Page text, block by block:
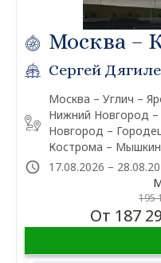
Москва –
Сергей
Москва – Углич –
Нижний Новгород
Новгород –
Кострома –
17.08.2026 –
195
От 187